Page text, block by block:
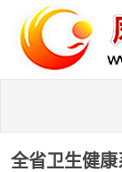
全省卫生健